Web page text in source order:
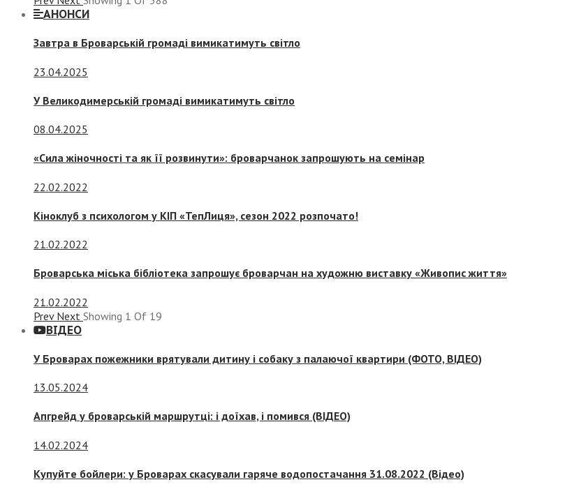
АНОНСИ
Завтра в Броварській громаді вимикатимуть світло
23.04.2025
У Великодимерській громаді вимикатимуть світло
08.04.2025
«Сила жіночності та як її розвинути»: броварчанок запрошують на семінар
22.02.2022
Кіноклуб з психологом у КІП «ТепЛиця», сезон 2022 розпочато!
21.02.2022
Броварська міська бібліотека запрошує броварчан на художню виставку «Живопис життя»
21.02.2022
Prev Next Showing 1 Of 19
ВІДЕО
У Броварах пожежники врятували дитину і собаку з палаючої квартири (ФОТО, ВІДЕО)
13.05.2024
Апгрейд у броварській маршрутці: і доїхав, і помився (ВІДЕО)
14.02.2024
Купуйте бойлери: у Броварах скасували гаряче водопостачання 31.08.2022 (Відео)